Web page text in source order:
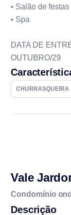
• Salão de festas
• Spa
DATA DE
OUTUBRO/29
CHURRASQUEIRA
Vale
Condomínio
Descrição